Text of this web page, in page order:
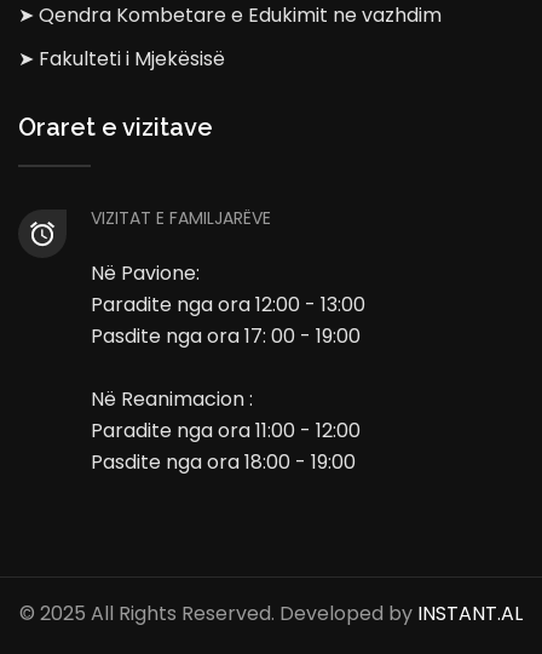
➤ Qendra Kombetare e Edukimit ne vazhdim
➤ Fakulteti i Mjekësisë
Oraret e vizitave
VIZITAT E FAMILJARËVE
Në Pavione:
Paradite nga ora 12:00 - 13:00
Pasdite nga ora 17: 00 - 19:00
Në Reanimacion :
Paradite nga ora 11:00 - 12:00
Pasdite nga ora 18:00 - 19:00
© 2025 All Rights Reserved. Developed by INSTANT.AL